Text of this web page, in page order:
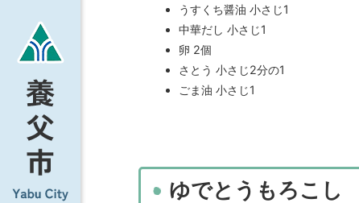
うすくち醤油 小さじ1
中華だし 小さじ1
卵 2個
さとう 小さじ2分の1
ごま油 小さじ1
ゆでとうもろこし